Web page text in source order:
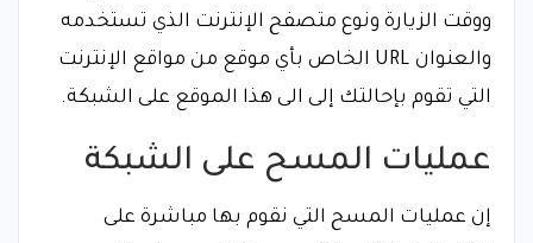
ووقت الزيارة ونوع متصفح الإنترنت الذي تستخدمه
والعنوان URL الخاص بأي موقع من مواقع الإنترنت
التي تقوم بإحالتك إلى الى هذا الموقع على الشبكة.
عمليات المسح على الشبكة
إن عمليات المسح التي نقوم بها مباشرة على